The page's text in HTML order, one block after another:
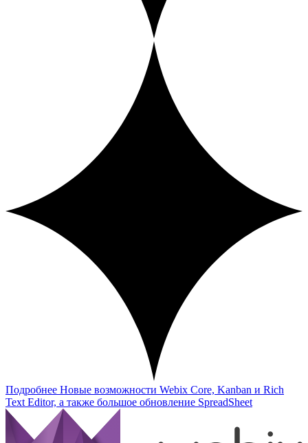
Подробнее Новые возможности Webix Core, Kanban и Rich
Text Editor, а также большое обновление SpreadSheet